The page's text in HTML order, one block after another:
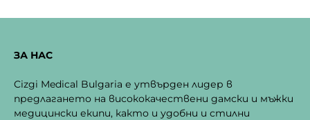
ЗА НАС
Cizgi Medical Bulgaria е утвърден лидер в
предлагането на висококачествени дамски и мъжки
медицински екипи, както и удобни и стилни